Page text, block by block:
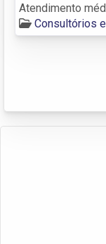
Atendimento
Consultórios